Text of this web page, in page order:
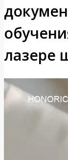
лазере